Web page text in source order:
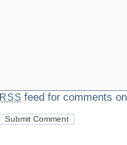
RSS feed for comments